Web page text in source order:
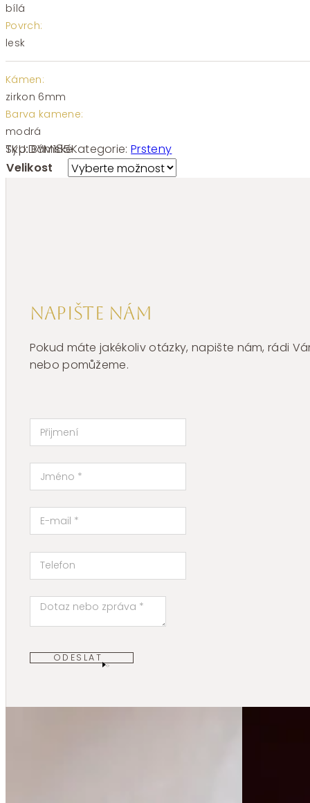
bílá
Povrch:
lesk
Kámen:
zirkon 6mm
Barva kamene:
modrá
SKU:BYM185Kategorie:Prsteny
Typ:Dámské
Velikost
Napište nám
Pokud máte jakékoliv otázky, napište nám, rádi
nebo pomůžeme.
ODESLAT